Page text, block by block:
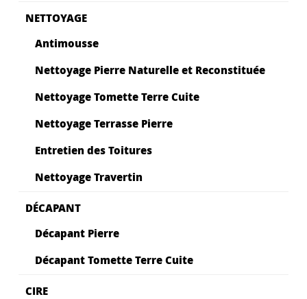
NETTOYAGE
Antimousse
Nettoyage Pierre Naturelle et Reconstituée
Nettoyage Tomette Terre Cuite
Nettoyage Terrasse Pierre
Entretien des Toitures
Nettoyage Travertin
DÉCAPANT
Décapant Pierre
Décapant Tomette Terre Cuite
CIRE